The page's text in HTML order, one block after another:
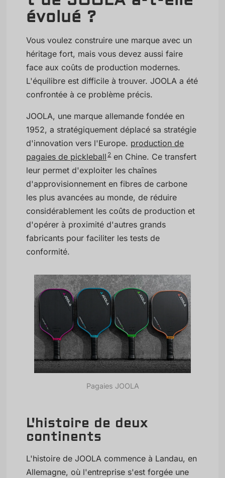
évolué ?
Vous voulez construire une marque avec un
héritage fort, mais vous devez aussi faire
face aux coûts de production modernes.
L'équilibre est difficile à trouver. JOOLA a été
confrontée à ce problème précis.
JOOLA, une marque allemande fondée en
1952, a stratégiquement déplacé sa stratégie
d'innovation vers l'Europe. production de
pagaies de pickleball 2en Chine. Ce transfert
leur permet d'exploiter les chaînes
d'approvisionnement en fibres de carbone
les plus avancées au monde, de réduire
considérablement les coûts de production et
d'opérer à proximité d'autres grands
fabricants pour faciliter les tests de
conformité.
Pagaies JOOLA
L'histoire de deux
continents
L'histoire de JOOLA commence à Landau, en
Allemagne, où l'entreprise s'est forgée une